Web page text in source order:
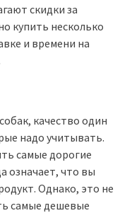
скидки за
купить несколько
и времени на
качество один
надо учитывать.
самые дорогие
означает, что вы
Однако, это не
самые дешевые